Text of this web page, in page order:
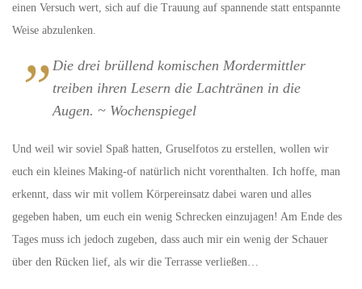
einen Versuch wert, sich auf die Trauung auf spannende statt entspannte
Weise abzulenken.
Die drei brüllend komischen Mordermittler
treiben ihren Lesern die Lachtränen in die
Augen. ~ Wochenspiegel
Und weil wir soviel Spaß hatten, Gruselfotos zu erstellen, wollen wir
euch ein kleines Making-of natürlich nicht vorenthalten. Ich hoffe, man
erkennt, dass wir mit vollem Körpereinsatz dabei waren und alles
gegeben haben, um euch ein wenig Schrecken einzujagen! Am Ende des
Tages muss ich jedoch zugeben, dass auch mir ein wenig der Schauer
über den Rücken lief, als wir die Terrasse verließen…